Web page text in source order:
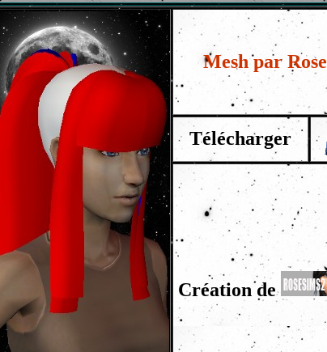
Mesh par Rose
Télécharger
Création de